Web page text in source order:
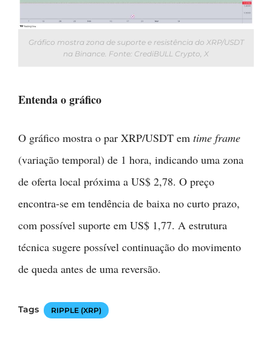
Gráfico mostra zona de suporte e resistência do XRP/USDT
na Binance. Fonte: CrediBULL Crypto, X
Entenda o gráfico
O gráfico mostra o par XRP/USDT em time frame
(variação temporal) de 1 hora, indicando uma zona
de oferta local próxima a US$ 2,78. O preço
encontra-se em tendência de baixa no curto prazo,
com possível suporte em US$ 1,77. A estrutura
técnica sugere possível continuação do movimento
de queda antes de uma reversão.
Tags RIPPLE (XRP)